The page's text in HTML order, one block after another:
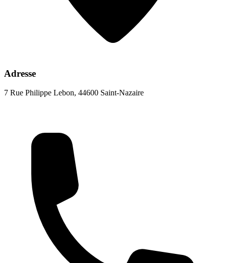
Adresse
7 Rue Philippe Lebon, 44600 Saint-Nazaire